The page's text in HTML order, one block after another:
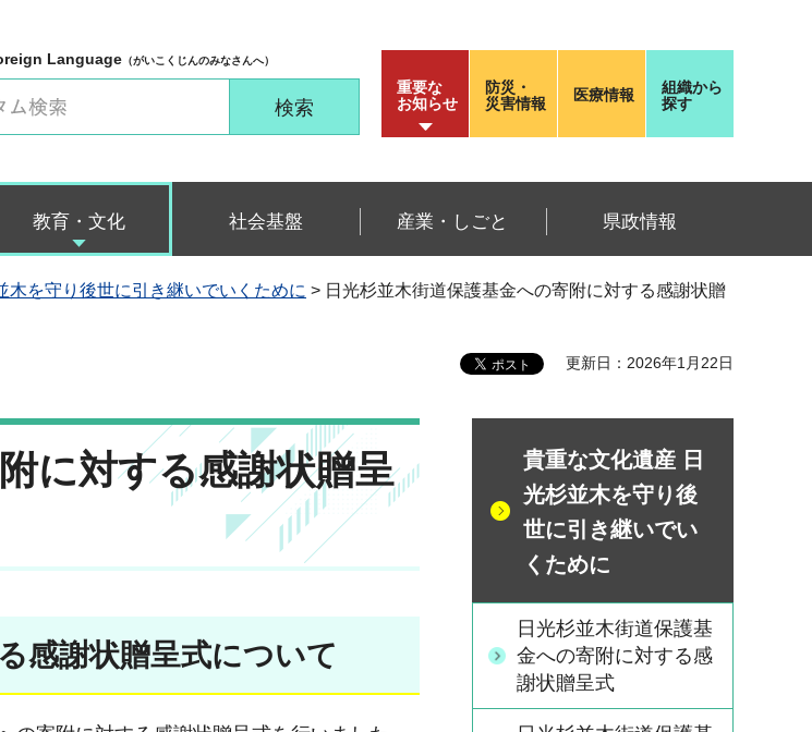
Language （がいこくじんのみなさんへ）
重要な
お知らせ
防災・
災害情報
医療情報
組織から
探す
教育・文化 社会基盤 産業・しごと 県政情報
木を守り後世に引き継いでいくために > 日光杉並木街道保護基金への寄附に対する感謝状贈
更新日：2026年1月22日
に対する感謝状贈呈
感謝状贈呈式について
貴重な文化遺産 日
光杉並木を守り後
世に引き継いでい
くために
日光杉並木街道保護基
金への寄附に対する感
謝状贈呈式